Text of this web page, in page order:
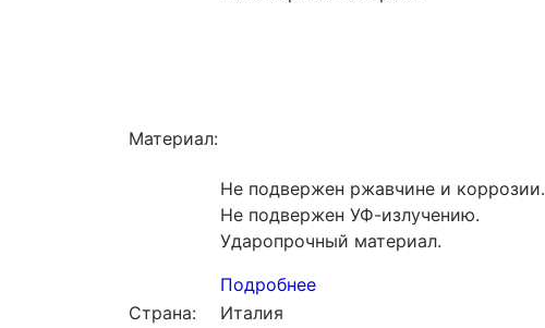
Материал:
Не подвержен ржавчине и коррозии.
Не подвержен УФ-излучению.
Ударопрочный материал.
Подробнее
Страна:
Италия